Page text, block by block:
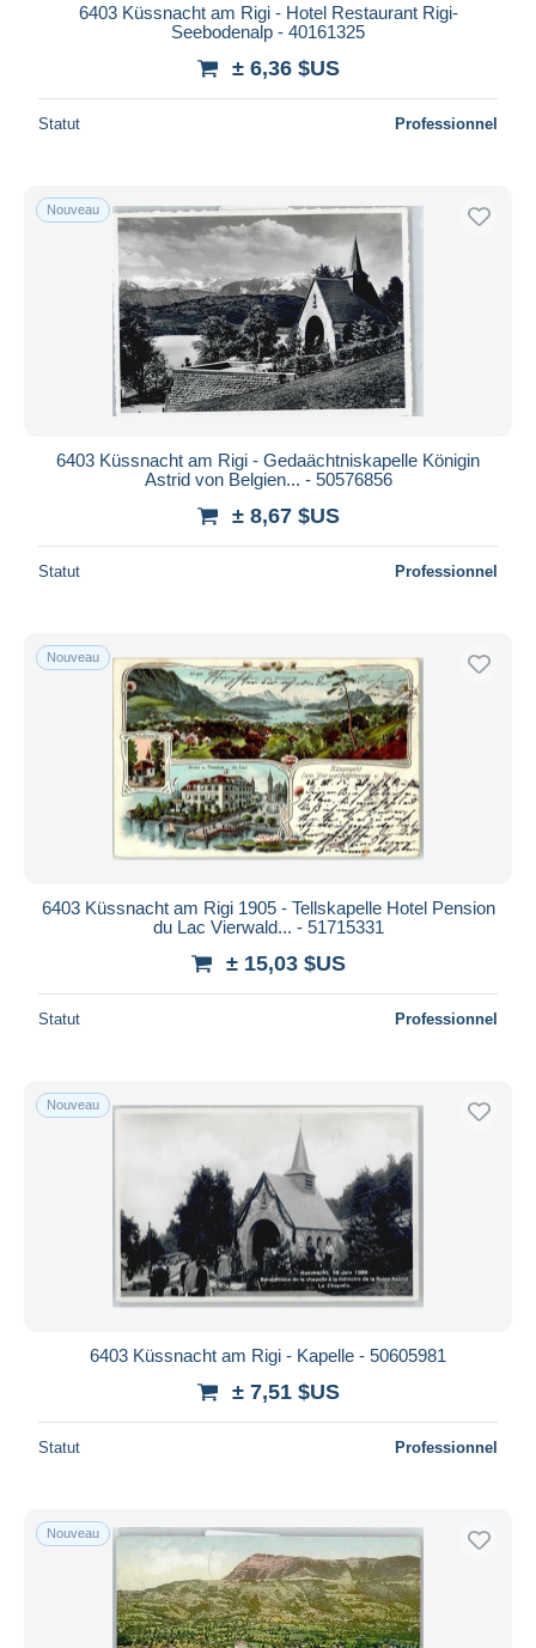
6403 Küssnacht am Rigi - Hotel Restaurant Rigi-
Seebodenalp - 40161325
± 6,36 $US
Statut Professionnel
Nouveau
6403 Küssnacht am Rigi - Gedaächtniskapelle Königin
Astrid von Belgien... - 50576856
± 8,67 $US
Statut Professionnel
Nouveau
6403 Küssnacht am Rigi 1905 - Tellskapelle Hotel Pension
du Lac Vierwald... - 51715331
± 15,03 $US
Statut Professionnel
Nouveau
6403 Küssnacht am Rigi - Kapelle - 50605981
± 7,51 $US
Statut Professionnel
Nouveau